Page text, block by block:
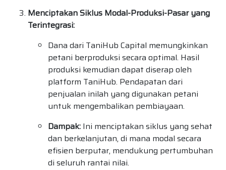
Menciptakan Siklus Modal-Produksi-Pasar yang
Terintegrasi:
Dana dari TaniHub Capital memungkinkan
petani berproduksi secara optimal. Hasil
produksi kemudian dapat diserap oleh
platform TaniHub. Pendapatan dari
penjualan inilah yang digunakan petani
untuk mengembalikan pembiayaan.
Dampak: Ini menciptakan siklus yang sehat
dan berkelanjutan, di mana modal secara
efisien berputar, mendukung pertumbuhan
di seluruh rantai nilai.